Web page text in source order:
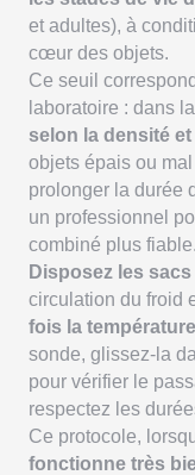
et adultes), à
cœur des objets.
Ce seuil
laboratoire : dans
selon la densité
objets épais ou
prolonger la durée
un professionnel
combiné plus fiable.
Disposez les
circulation du froid
fois la
sonde, glissez-la
pour vérifier le
respectez les
Ce protocole,
fonctionne très